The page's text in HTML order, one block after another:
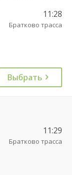
11:28
Братково трасса
Выбрать
11:29
Братково трасса